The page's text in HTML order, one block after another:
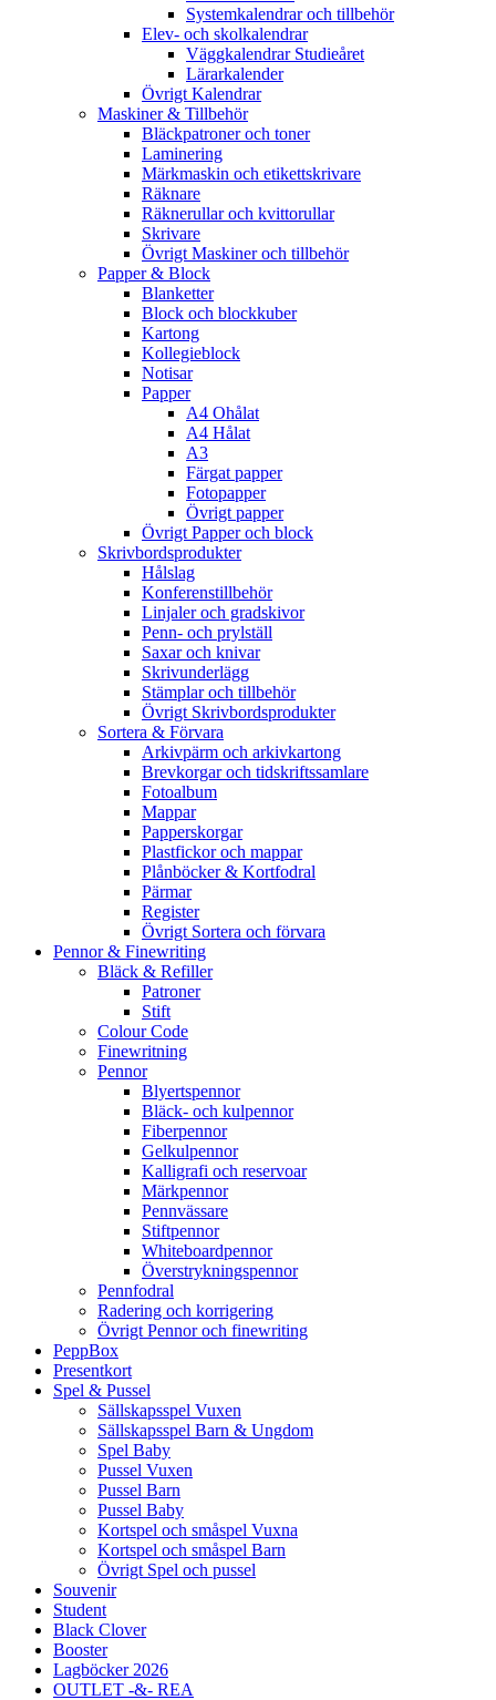
Systemkalendrar och tillbehör
Elev- och skolkalendrar
Väggkalendrar Studieåret
Lärarkalender
Övrigt Kalendrar
Maskiner & Tillbehör
Bläckpatroner och toner
Laminering
Märkmaskin och etikettskrivare
Räknare
Räknerullar och kvittorullar
Skrivare
Övrigt Maskiner och tillbehör
Papper & Block
Blanketter
Block och blockkuber
Kartong
Kollegieblock
Notisar
Papper
A4 Ohålat
A4 Hålat
A3
Färgat papper
Fotopapper
Övrigt papper
Övrigt Papper och block
Skrivbordsprodukter
Hålslag
Konferenstillbehör
Linjaler och gradskivor
Penn- och prylställ
Saxar och knivar
Skrivunderlägg
Stämplar och tillbehör
Övrigt Skrivbordsprodukter
Sortera & Förvara
Arkivpärm och arkivkartong
Brevkorgar och tidskriftssamlare
Fotoalbum
Mappar
Papperskorgar
Plastfickor och mappar
Plånböcker & Kortfodral
Pärmar
Register
Övrigt Sortera och förvara
Pennor & Finewriting
Bläck & Refiller
Patroner
Stift
Colour Code
Finewritning
Pennor
Blyertspennor
Bläck- och kulpennor
Fiberpennor
Gelkulpennor
Kalligrafi och reservoar
Märkpennor
Pennvässare
Stiftpennor
Whiteboardpennor
Överstrykningspennor
Pennfodral
Radering och korrigering
Övrigt Pennor och finewriting
PeppBox
Presentkort
Spel & Pussel
Sällskapsspel Vuxen
Sällskapsspel Barn & Ungdom
Spel Baby
Pussel Vuxen
Pussel Barn
Pussel Baby
Kortspel och småspel Vuxna
Kortspel och småspel Barn
Övrigt Spel och pussel
Souvenir
Student
Black Clover
Booster
Lagböcker 2026
OUTLET -&- REA